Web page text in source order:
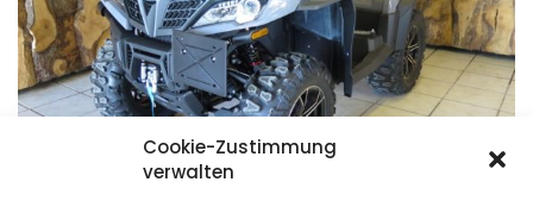
Cookie-Zustimmung
verwalten